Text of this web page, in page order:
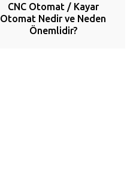
CNC Otomat / Kayar
Otomat Nedir ve Neden
Önemlidir?